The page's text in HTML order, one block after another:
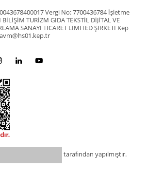
Vergi No: 7700436784 İşletme
BİLİŞİM TURİZM GIDA TEKSTİL DİJİTAL VE
SANAYİ TİCARET LİMİTED ŞİRKETİ Kep
tarafından yapılmıştır.